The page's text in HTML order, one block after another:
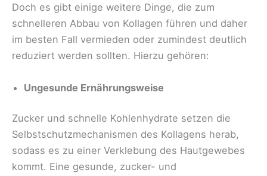
Doch es gibt einige weitere Dinge, die zum
schnelleren Abbau von Kollagen führen und daher
im besten Fall vermieden oder zumindest deutlich
reduziert werden sollten. Hierzu gehören:
Ungesunde Ernährungsweise
Zucker und schnelle Kohlenhydrate setzen die
Selbstschutzmechanismen des Kollagens herab,
sodass es zu einer Verklebung des Hautgewebes
kommt. Eine gesunde, zucker- und